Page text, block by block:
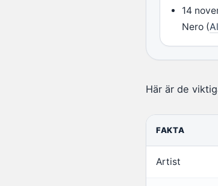
14
Nero (
Här är de
FAKTA
Artist